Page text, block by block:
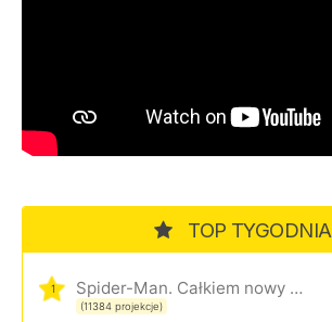
TOP TYGODNIA
1 Spider-Man. Całkiem nowy dzień
(11384 projekcje)